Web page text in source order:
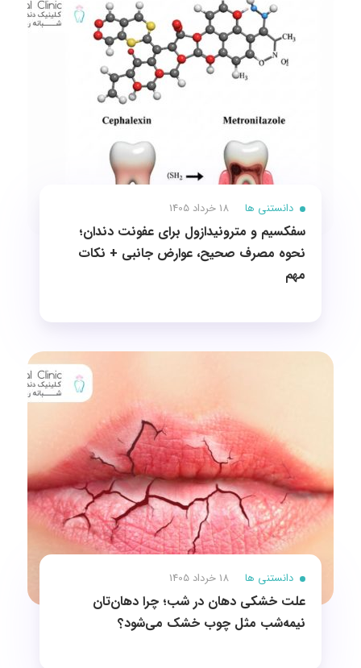
دانستنی ها 18 خرداد 1405
سفکسیم و مترونیدازول برای عفونت دندان؛
نحوه مصرف صحیح، عوارض جانبی + نکات
مهم
دانستنی ها 18 خرداد 1405
علت خشکی دهان در شب؛ چرا دهان‌تان
نیمه‌شب مثل چوب خشک می‌شود؟